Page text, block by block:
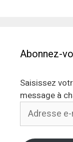
Abonnez-
Saisissez
message à
Adresse